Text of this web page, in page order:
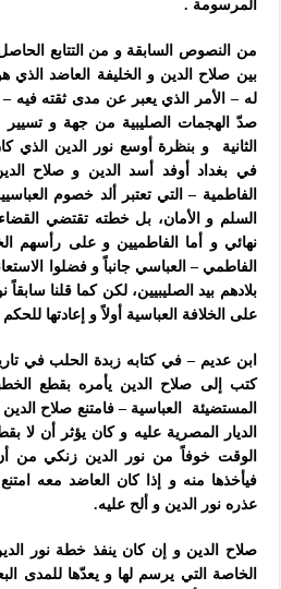
المرسومة .
من النصوص السابقة و من التتابع الحاصل
بين صلاح الدين و الخليفة العاضد الذي
له – الأمر الذي يعبر عن مدى ثقته فيه
صدّ الهجمات الصليبية من جهة و تسيير
الثانية و بنظرة أوسع نور الدين الذي
في بغداد أوفد أسد الدين و صلاح
الفاطمية – التي تعتبر ألد خصوم
السلم و الأمان، بل خطته تقتضي
نهائي و أما الفاطميين و على رأسهم
الفاطمي – العباسي جانباً و فضلوا
بلادهم بيد الصليبيين، لكن كما قلنا
على الخلافة العباسية أولاً و إعادتها للحكم
ابن عديم – في كتابه زبدة الحلب في
كتب إلى صلاح الدين يأمره بقطع
المستضيئة العباسية – فامتنع صلاح
الديار المصرية عليه و كان يؤثر أن لا
الوقت خوفاً من نور الدين زنكي من
فيأخذها منه و إذا كان العاضد معه
عذره نور الدين و ألح عليه.
صلاح الدين و إن كان ينفذ خطة نور
الخاصة التي يرسم لها و يعدّها للمدى